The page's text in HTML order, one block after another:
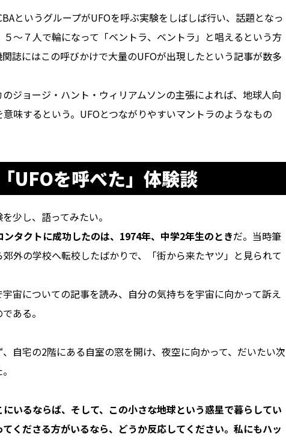
というグループがUFOを呼ぶ実験をしばしば行い、話題となっ
～７人で輪になって「ベントラ、ベントラ」と唱えるという方
誌にはこの呼びかけで大量のUFOが出現したという記事が数多
のジョージ・ハント・ウィリアムソンの主張によれば、地球人向
味するという。UFOとつながりやすいマントラのようなもの
UFOを呼べた」体験談
少し、語ってみたい。
タクトに成功したのは、1974年、中学2年生のときだ。当時筆
外の学校へ転校したばかりで、「街から来たヤツ」と見られて
宙についての記事を読み、自分の気持ちを宇宙に向かって訴え
ある。
自宅の2階にある自室の窓を開け、夜空に向かって、だいたい次
にいるならば、そして、この小さな地球という惑星で暮らしてい
くださる方がいるなら、どうか反応してください。私にもハッ